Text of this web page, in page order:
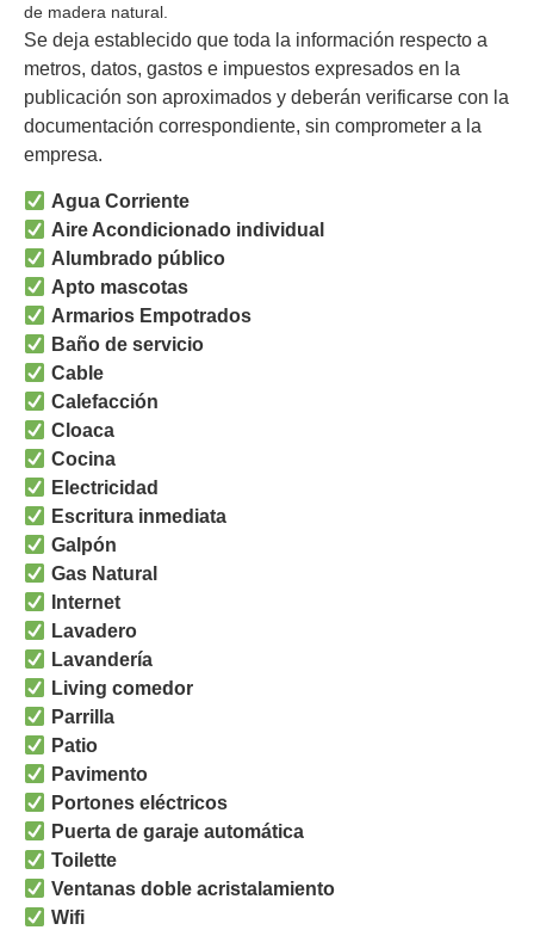
de madera natural.
Se deja establecido que toda la información respecto a
metros, datos, gastos e impuestos expresados en la
publicación son aproximados y deberán verificarse con la
documentación correspondiente, sin comprometer a la
empresa.
Agua Corriente
Aire Acondicionado individual
Alumbrado público
Apto mascotas
Armarios Empotrados
Baño de servicio
Cable
Calefacción
Cloaca
Cocina
Electricidad
Escritura inmediata
Galpón
Gas Natural
Internet
Lavadero
Lavandería
Living comedor
Parrilla
Patio
Pavimento
Portones eléctricos
Puerta de garaje automática
Toilette
Ventanas doble acristalamiento
Wifi